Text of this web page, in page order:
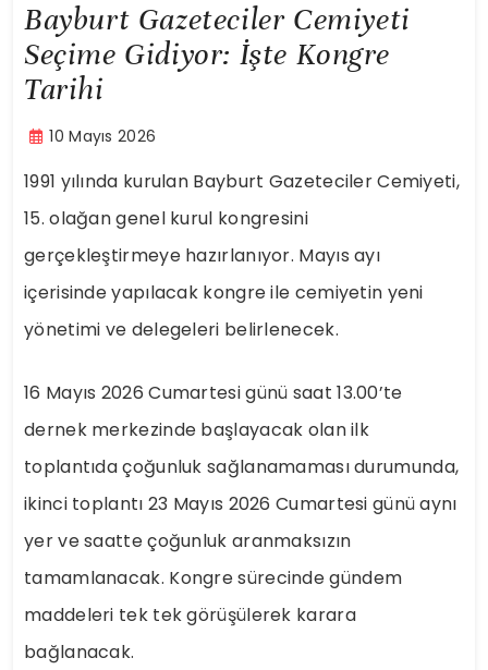
Bayburt Gazeteciler Cemiyeti
Seçime Gidiyor: İşte Kongre
Tarihi
10 Mayıs 2026
1991 yılında kurulan Bayburt Gazeteciler Cemiyeti,
15. olağan genel kurul kongresini
gerçekleştirmeye hazırlanıyor. Mayıs ayı
içerisinde yapılacak kongre ile cemiyetin yeni
yönetimi ve delegeleri belirlenecek.
16 Mayıs 2026 Cumartesi günü saat 13.00’te
dernek merkezinde başlayacak olan ilk
toplantıda çoğunluk sağlanamaması durumunda,
ikinci toplantı 23 Mayıs 2026 Cumartesi günü aynı
yer ve saatte çoğunluk aranmaksızın
tamamlanacak. Kongre sürecinde gündem
maddeleri tek tek görüşülerek karara
bağlanacak.